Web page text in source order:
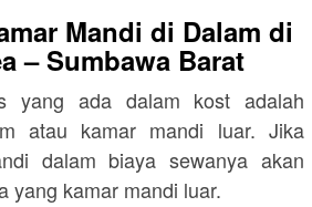
Mandi di Dalam di
– Sumbawa Barat
yang ada dalam kost adalah
atau kamar mandi luar. Jika
dalam biaya sewanya akan
yang kamar mandi luar.